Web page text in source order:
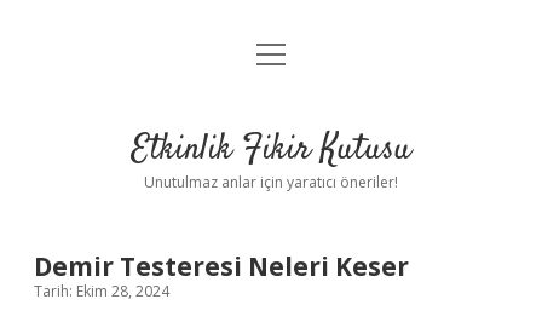
Anasayfa
Yasal Uyarı
menüyü
Etkinlik Fikir Kutusu
Unutulmaz anlar için yaratıcı öneriler!
Demir Testeresi Neleri Keser
Tarih: Ekim 28, 2024